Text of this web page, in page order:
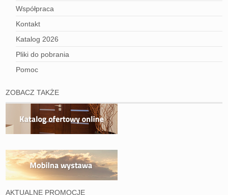
Współpraca
Kontakt
Katalog 2026
Pliki do pobrania
Pomoc
ZOBACZ TAKŻE
AKTUALNE PROMOCJE